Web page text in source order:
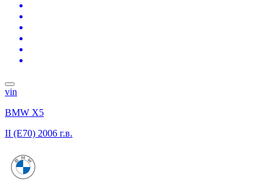
vin
BMW X5
II (E70) 2006 г.в.